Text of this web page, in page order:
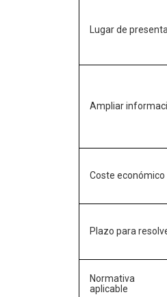
Lugar de
Ampliar
Coste económico
Plazo para
Normativa
aplicable